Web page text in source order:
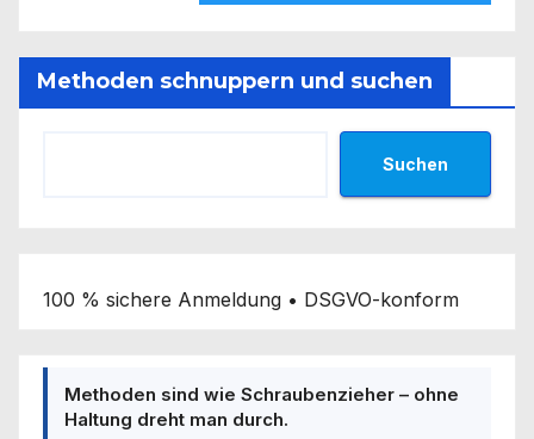
Methoden schnuppern und suchen
Suchen
100 % sichere Anmeldung • DSGVO-konform
Methoden sind wie Schraubenzieher – ohne
Haltung dreht man durch.